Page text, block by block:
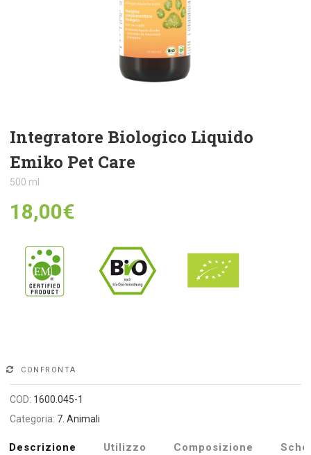
Integratore Biologico Liquido
Emiko Pet Care
500 ml
18,00€
CONFRONTA
COD: 1600.045-1
Categoria: 7. Animali
Descrizione Utilizzo Composizione